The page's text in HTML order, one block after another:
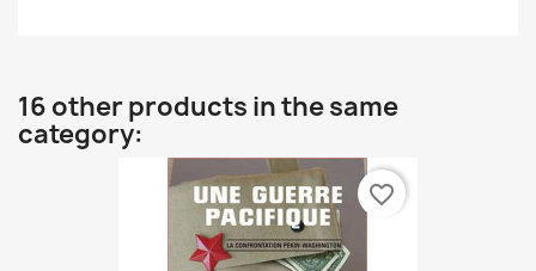
16 other products in the same
category:
favorite_border